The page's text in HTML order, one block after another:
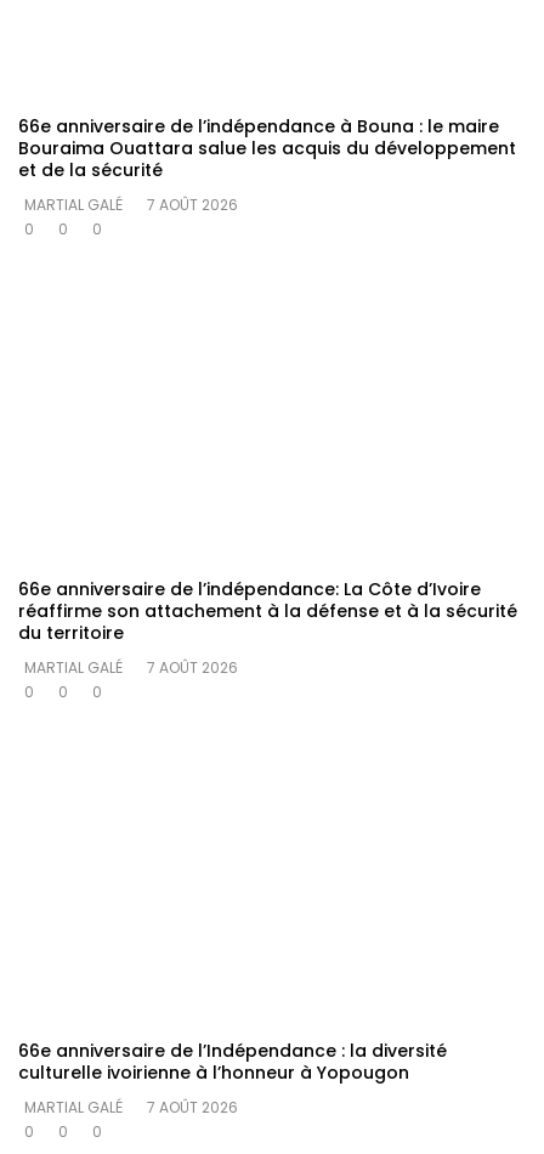
66e anniversaire de l’indépendance à Bouna : le maire
Bouraima Ouattara salue les acquis du développement
et de la sécurité
MARTIAL GALÉ
7 AOÛT 2026
0
0 0
66e anniversaire de l’indépendance: La Côte d’Ivoire
réaffirme son attachement à la défense et à la sécurité
du territoire
MARTIAL GALÉ
7 AOÛT 2026
0
0 0
66e anniversaire de l’Indépendance : la diversité
culturelle ivoirienne à l’honneur à Yopougon
MARTIAL GALÉ
7 AOÛT 2026
0
0 0